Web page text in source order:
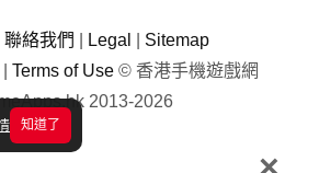
知道了
聯絡我們 Legal
Sitemap
Terms of Use © 香港手機遊戲網
2013-2026